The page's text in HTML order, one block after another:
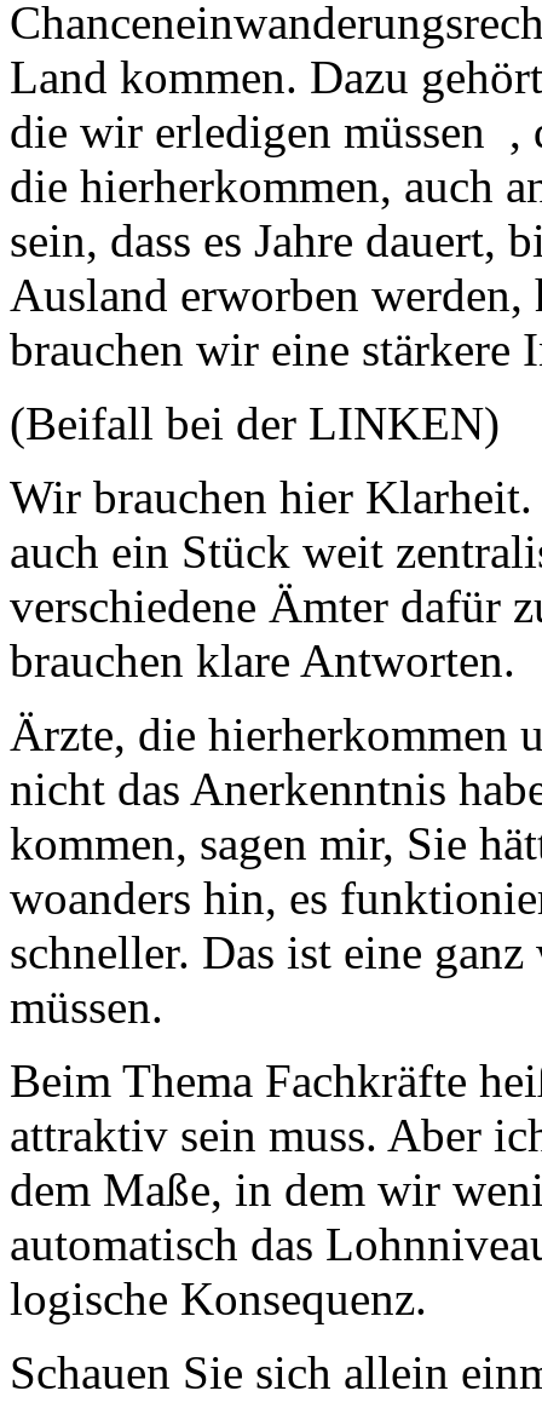
Land kommen. Dazu
die wir erledigen müssen ,
die hierherkommen, auch
sein, dass es Jahre dauert,
Ausland erworben
brauchen wir eine stärkere
(Beifall bei der LINKEN)
Wir brauchen hier
auch ein Stück weit
verschiedene Ämter dafür
brauchen klare Antworten.
Ärzte, die hierherkommen
nicht das Anerkenntnis
kommen, sagen mir, Sie
woanders hin, es
schneller. Das ist eine
müssen.
Beim Thema Fachkräfte
attraktiv sein muss. Aber
dem Maße, in dem wir
automatisch das
logische Konsequenz.
Schauen Sie sich allein